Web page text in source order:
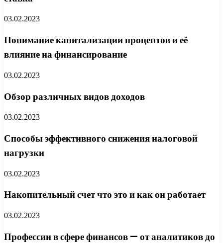
03.02.2023
Понимание капитализации процентов и её
влияние на финансирование
03.02.2023
Обзор различных видов доходов
03.02.2023
Способы эффективного снижения налоговой
нагрузки
03.02.2023
Накопительный счет что это и как он работает
03.02.2023
Профессии в сфере финансов — от аналитиков до